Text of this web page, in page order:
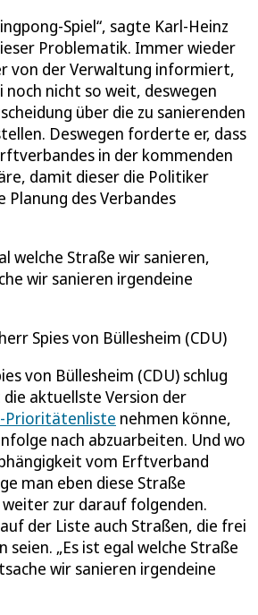
Spiel“, sagte Karl-Heinz
Problematik. Immer wieder
von der Verwaltung informiert,
nicht so weit, deswegen
über die zu sanierenden
Deswegen forderte er, dass
in der kommenden
damit dieser die Politiker
Planung des Verbandes
welche Straße wir sanieren,
wir sanieren irgendeine
Spies von Büllesheim (CDU)
von Büllesheim (CDU) schlug
aktuellste Version der
Prioritätenliste nehmen könne,
nach abzuarbeiten. Und wo
vom Erftverband
man eben diese Straße
zur darauf folgenden.
der Liste auch Straßen, die frei
seien. „Es ist egal welche Straße
wir sanieren irgendeine